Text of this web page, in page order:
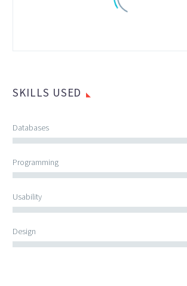
consectetur adipisicing
dolore magna aliqua.
SKILLS USED
Databases
Programming
Usability
Design